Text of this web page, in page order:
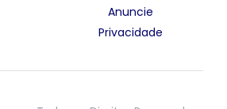
Anuncie
Privacidade